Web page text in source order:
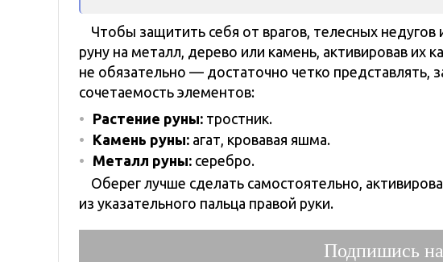
Чтобы защитить себя от врагов, телесных
руну на металл, дерево или камень, активировав их
не обязательно — достаточно четко представлять,
сочетаемость элементов:
Растение руны: тростник.
Камень руны: агат, кровавая яшма.
Металл руны: серебро.
Оберег лучше сделать самостоятельно,
из указательного пальца правой руки.
Подпишись